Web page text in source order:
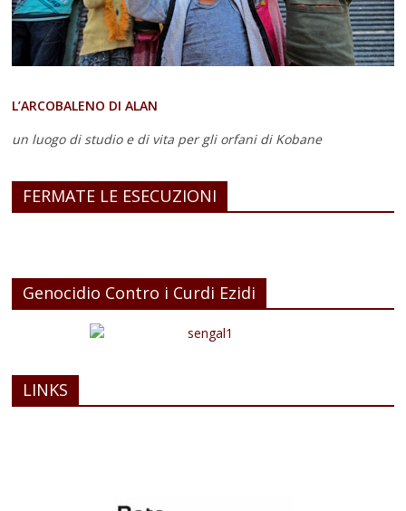
L’ARCOBALENO DI ALAN
un luogo di studio e di vita per gli orfani di Kobane
FERMATE LE ESECUZIONI
Genocidio Contro i Curdi Ezidi
LINKS